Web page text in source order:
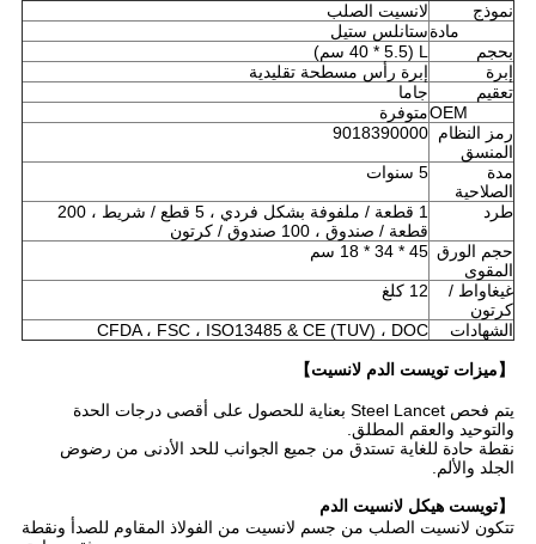
نموذج
لانسيت الصلب
مادةستانلس ستيل
بحجم
L (40 * 5.5 سم)
إبرة
إبرة رأس مسطحة تقليدية
تعقيم
جاما
OEMمتوفرة
رمز النظام
المنسق
9018390000
مدة
الصلاحية
5 سنوات
طرد
1 قطعة / ملفوفة بشكل فردي ، 5 قطع / شريط ، 200
قطعة / صندوق ، 100 صندوق / كرتون
حجم الورق
المقوى
45 * 34 * 18 سم
غيغاواط /
كرتون
12 كلغ
الشهادات CFDA ، FSC ، ISO13485 & CE (TUV) ، DOC
【ميزات تويست الدم لانسيت】
يتم فحص Steel Lancet بعناية للحصول على أقصى درجات الحدة
والتوحيد والعقم المطلق.
نقطة حادة للغاية تستدق من جميع الجوانب للحد الأدنى من رضوض
الجلد والألم.
【تويست هيكل لانسيت الدم
تتكون لانسيت الصلب من جسم لانسيت من الفولاذ المقاوم للصدأ ونقطة